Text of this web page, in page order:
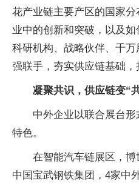
花产业链主要产区的国家
业中的创新和突破，以及如
科研机构、战略伙伴、千
强联手，夯实供应链基础，
凝聚共识，供应链变“
中外企业以联合展台
特色。
在智能汽车链展区，
中国宝武钢铁集团，4家中